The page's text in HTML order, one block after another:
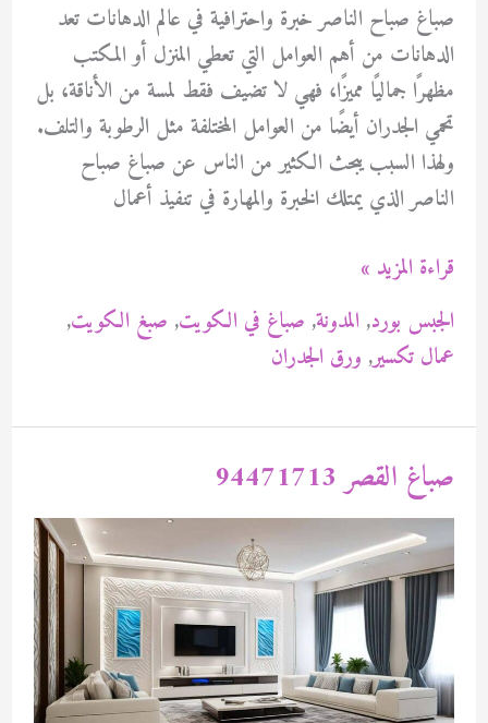
صباغ صباح الناصر خبرة واحترافية في عالم الدهانات تعد
الدهانات من أهم العوامل التي تعطي المنزل أو المكتب
مظهرًا جماليًا مميزًا، فهي لا تضيف فقط لمسة من الأناقة، بل
تحمي الجدران أيضًا من العوامل المختلفة مثل الرطوبة والتلف.
ولهذا السبب يبحث الكثير من الناس عن صباغ صباح
الناصر الذي يمتلك الخبرة والمهارة في تنفيذ أعمال
صباغ
صباح
الناصر
94471713
قراءة المزيد »
الجبس بورد, المدونة, صباغ في الكويت, صبغ الكويت,
عمال تكسير, ورق الجدران
صباغ القصر 94471713